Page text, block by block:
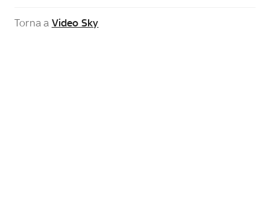
Torna a Video Sky